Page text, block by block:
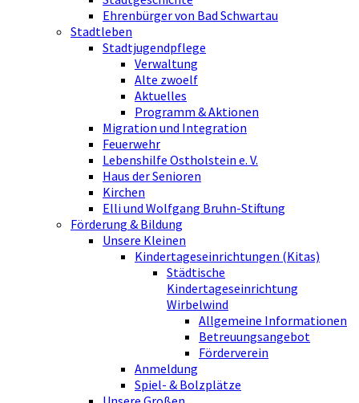
Ehrenbürger von Bad Schwartau
Stadtleben
Stadtjugendpflege
Verwaltung
Alte zwoelf
Aktuelles
Programm & Aktionen
Migration und Integration
Feuerwehr
Lebenshilfe Ostholstein e. V.
Haus der Senioren
Kirchen
Elli und Wolfgang Bruhn-Stiftung
Förderung & Bildung
Unsere Kleinen
Kindertageseinrichtungen (Kitas)
Städtische
Kindertageseinrichtung
Wirbelwind
Allgemeine Informationen
Betreuungsangebot
Förderverein
Anmeldung
Spiel- & Bolzplätze